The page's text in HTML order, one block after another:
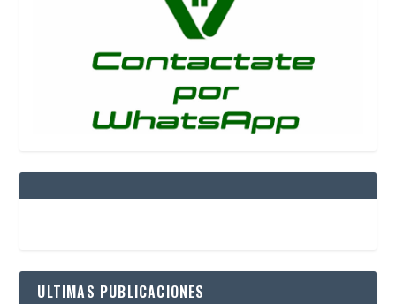
ULTIMAS PUBLICACIONES